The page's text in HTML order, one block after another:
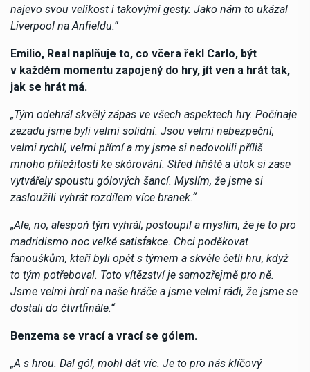
najevo svou velikost i takovými gesty. Jako nám to ukázal
Liverpool na Anfieldu.“
Emilio, Real naplňuje to, co včera řekl Carlo, být
v každém momentu zapojený do hry, jít ven a hrát tak,
jak se hrát má.
„Tým odehrál skvělý zápas ve všech aspektech hry. Počínaje
zezadu jsme byli velmi solidní. Jsou velmi nebezpeční,
velmi rychlí, velmi přímí a my jsme si nedovolili příliš
mnoho příležitostí ke skórování. Střed hřiště a útok si zase
vytvářely spoustu gólových šancí. Myslím, že jsme si
zasloužili vyhrát rozdílem více branek.“
„Ale, no, alespoň tým vyhrál, postoupil a myslím, že je to pro
madridismo noc velké satisfakce. Chci poděkovat
fanouškům, kteří byli opět s týmem a skvěle četli hru, když
to tým potřeboval. Toto vítězství je samozřejmě pro ně.
Jsme velmi hrdí na naše hráče a jsme velmi rádi, že jsme se
dostali do čtvrtfinále.“
Benzema se vrací a vrací se gólem.
„A s hrou. Dal gól, mohl dát víc. Je to pro nás klíčový